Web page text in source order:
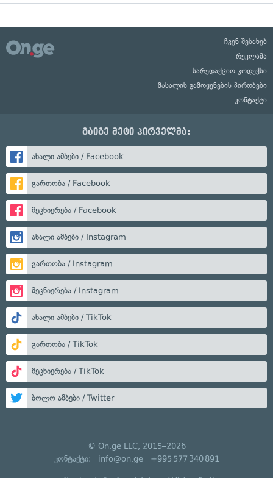
ჩვენ შესახებ
რეკლამა
სარედაქციო კოდექსი
მასალის გამოყენების პირობები
კონტაქტი
გაიგე მეტი პირველმა:
ახალი ამბები / Facebook
გართობა / Facebook
მეცნიერება / Facebook
ახალი ამბები / Instagram
გართობა / Instagram
მეცნიერება / Instagram
ახალი ამბები / TikTok
გართობა / TikTok
მეცნიერება / TikTok
ბოლო ამბები / Twitter
© On.ge LLC, 2015–2026
კონტაქტი: info@on.ge +995 577 340 891